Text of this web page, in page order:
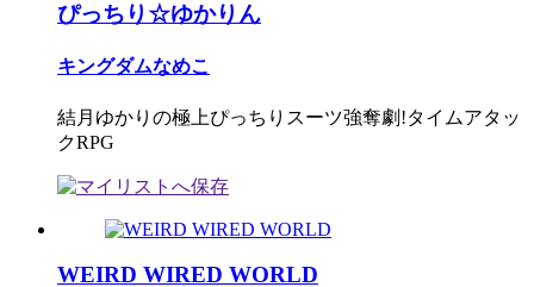
ぴっちり☆ゆかりん
キングダムなめこ
結月ゆかりの極上ぴっちりスーツ強奪劇!タイムアタッ
クRPG
WEIRD WIRED WORLD